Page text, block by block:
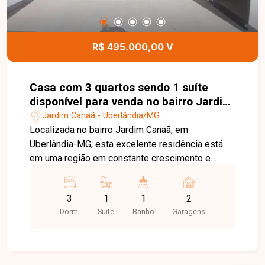
R$ 495.000,00 V
Casa com 3 quartos sendo 1 suíte
disponível para venda no bairro Jardim
Canaã em Uberlândia-MG
Jardim Canaã - Uberlândia/MG
Localizada no bairro Jardim Canaã, em
Uberlândia-MG, esta excelente residência está
em uma região em constante crescimento e
escolas, supermercados e serviços essenciais.
Uma ótima opção para quem busca qualidade de
vida, praticidade e conforto para toda a família.
3
Dorm.
1
Suite
1
Banho
2
Garagens